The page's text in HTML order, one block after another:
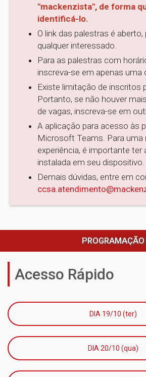
"mackenzista", de forma
identificá-lo.
O link das palestras é
qualquer interessado.
Para as palestras com
inscreva-se em apenas uma
Existe limitação de inscritos
Portanto, se não houver
de vagas, inscreva-se em
A aplicação para acesso às
Microsoft Teams. Para uma
experiência, é importante ter
instalada em seu dispositivo.
Demais dúvidas, entre em
PROGRAMAÇÃO
Acesso Rápido
DIA 19/10 (ter)
DIA 20/10 (qua)